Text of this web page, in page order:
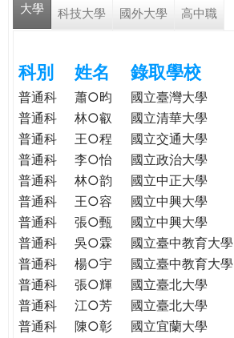
際．
格。
h
r
e
大學 科技大學 國外大學 高中職
科別 姓名 錄取學校
普通科 蕭○昀 國立臺灣大學
普通科
林○叡 國立清華大學
普通科
王○程 國立交通大學
普通科
李○怡 國立政治大學
普通科
林○韵 國立中正大學
普通科
王○容 國立中興大學
普通科
張○甄 國立中興大學
普通科
吳○霖 國立臺中教育大學
普通科
楊○宇 國立臺中教育大學
普通科
張○輝 國立臺北大學
普通科
江○芳 國立臺北大學
普通科
陳○彰 國立宜蘭大學